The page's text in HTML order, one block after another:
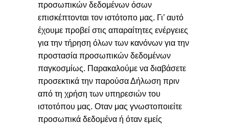
προσωπικών δεδομένων όσων
επισκέπτονται τον ιστότοπο μας. Γι’ αυτό
έχουμε προβεί στις απαραίτητες ενέργειες
για την τήρηση όλων των κανόνων για την
προστασία προσωπικών δεδομένων
παγκοσμίως. Παρακαλούμε να διαβάσετε
προσεκτικά την παρούσα Δήλωση πριν
από τη χρήση των υπηρεσιών του
ιστοτόπου μας. Οταν μας γνωστοποιείτε
προσωπικά δεδομένα ή όταν εμείς